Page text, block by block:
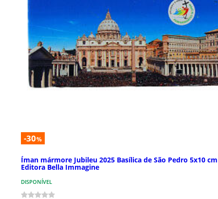
-30%
Íman mármore Jubileu 2025 Basílica de São Pedro 5x10 cm
Editora Bella Immagine
DISPONÍVEL